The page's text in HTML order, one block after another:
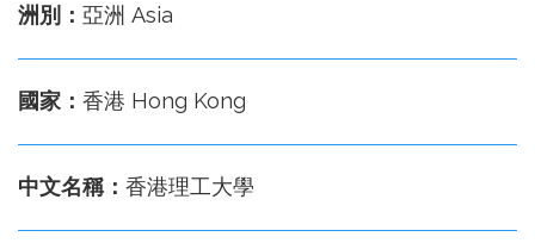
洲別： 亞洲 Asia
國家： 香港 Hong Kong
中文名稱： 香港理工大學